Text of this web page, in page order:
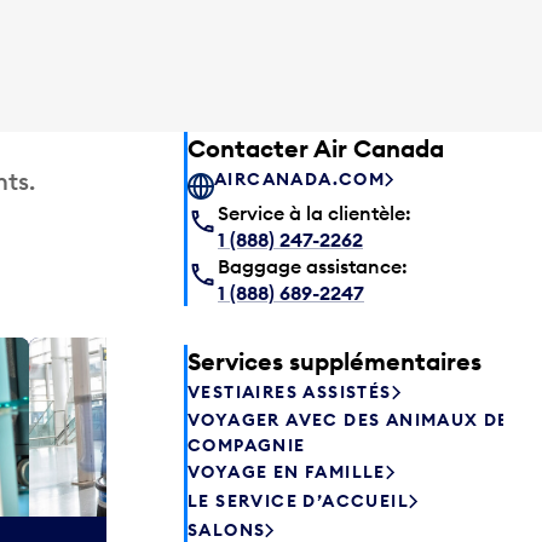
Salon
Les
aliments frais.
Contacter Air Canada
AIRCANADA.COM
Service à la clientèle:
1 (888) 247-2262
Baggage assistance:
1 (888) 689-2247
Services supplémentaires
VESTIAIRES ASSISTÉS
VOYAGER AVEC DES ANIMAUX DE
COMPAGNIE
VOYAGE EN FAMILLE
LE SERVICE D’ACCUEIL
SALONS